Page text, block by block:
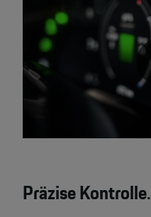
Präzise Kontrolle.